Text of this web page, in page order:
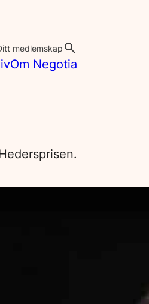
Om Negotia
medlemskap